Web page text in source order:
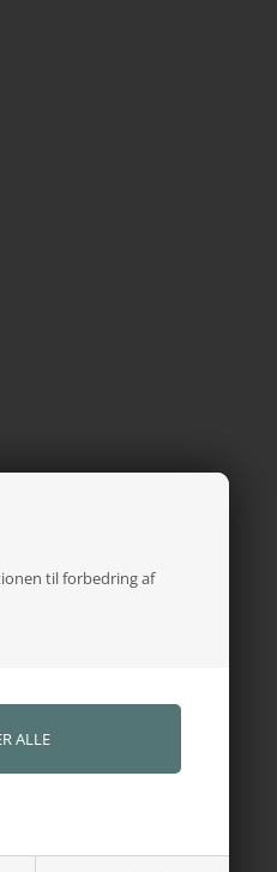
til forbedring af